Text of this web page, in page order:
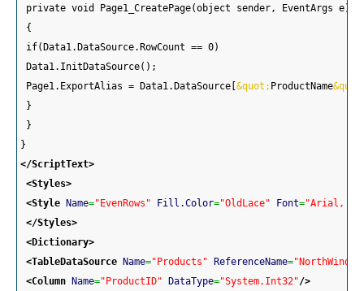
private void Page1_CreatePage(object sender, EventArgs e)
{
if(Data1.DataSource.RowCount == 0)
Data1.InitDataSource();
Page1.ExportAlias = Data1.DataSource[&quot; ProductName
}
}
}
</ScriptText>
<Styles>
<Style Name="EvenRows" Fill.Color="OldLace" Font="Arial,
</Styles>
<Dictionary>
<TableDataSource Name="Products" ReferenceName=
<Column Name="ProductID" DataType="System.Int32"/>